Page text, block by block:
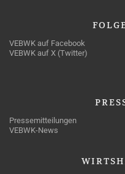
VEBWK auf Facebook
VEBWK auf X (Twitter)
Pressemitteilungen
VEBWK-News